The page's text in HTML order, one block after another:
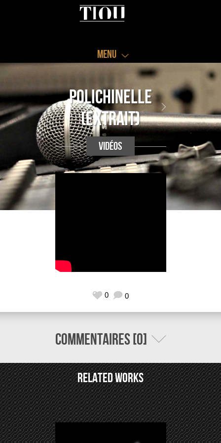
Menu
Polichinelle
(Extrait)
vidéos
0 0
Commentaires [0]
Related Works